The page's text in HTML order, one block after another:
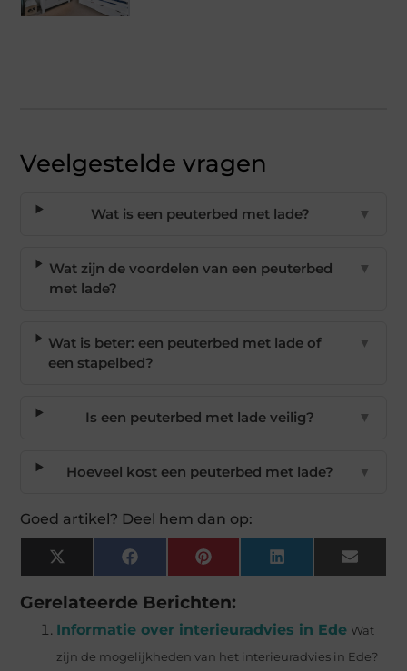
Veelgestelde vragen
Wat is een peuterbed met lade? ▼
Wat zijn de voordelen van een peuterbed
met lade?
▼
Wat is beter: een peuterbed met lade of
een stapelbed?
▼
Is een peuterbed met lade veilig? ▼
Hoeveel kost een peuterbed met lade? ▼
Goed artikel? Deel hem dan op:
X
(Twitter)
FacebookPinterest LinkedIn Email
Gerelateerde Berichten:
Informatie over interieuradvies in Ede Wat
zijn de mogelijkheden van het interieuradvies in Ede?